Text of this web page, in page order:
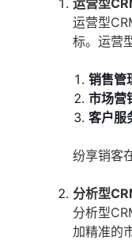
运营型
运营型
标。运营
销售管
市场营
客户服
纷享销客
分析型
分析型
加精准的